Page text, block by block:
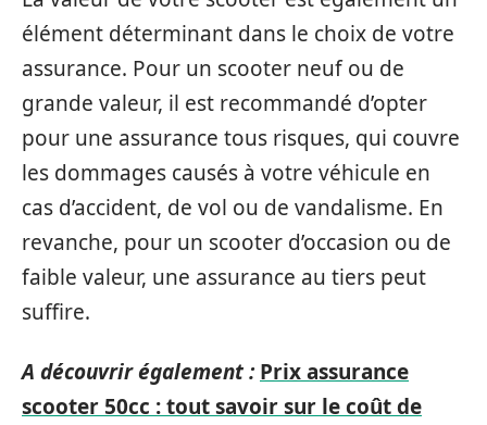
élément déterminant dans le choix de votre
assurance. Pour un scooter neuf ou de
grande valeur, il est recommandé d’opter
pour une assurance tous risques, qui couvre
les dommages causés à votre véhicule en
cas d’accident, de vol ou de vandalisme. En
revanche, pour un scooter d’occasion ou de
faible valeur, une assurance au tiers peut
suffire.
A découvrir également : Prix assurance
scooter 50cc : tout savoir sur le coût de